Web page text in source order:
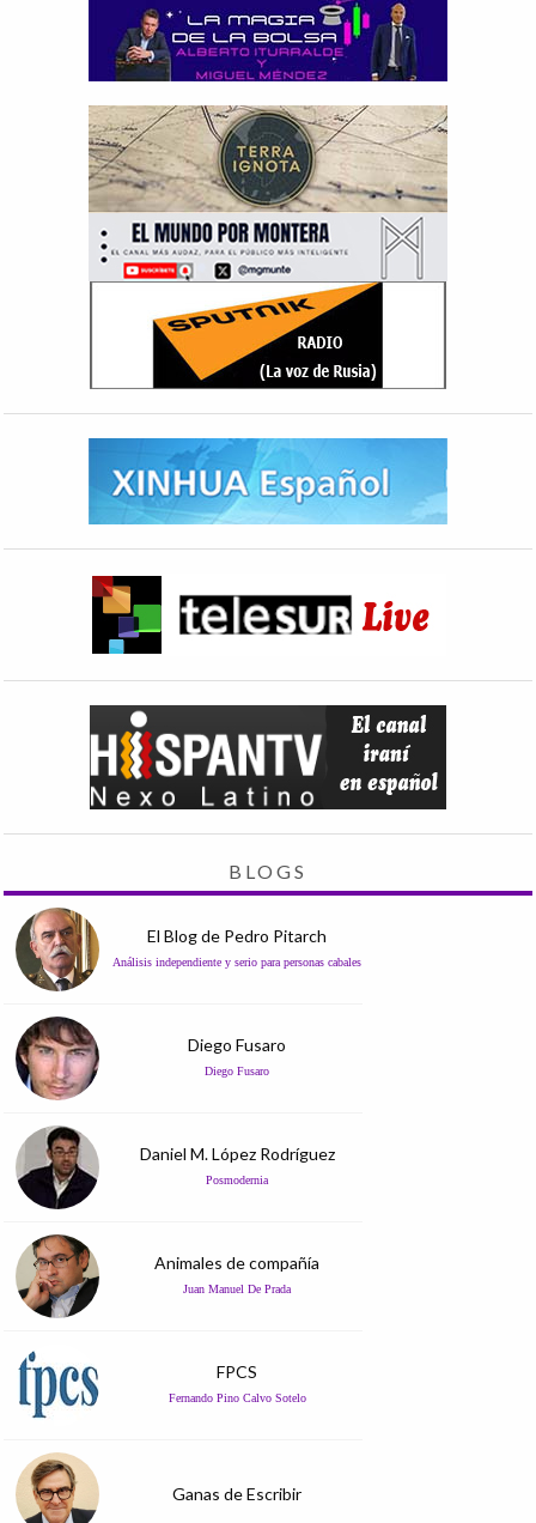
BLOGS
El Blog de Pedro Pitarch
Análisis independiente y serio para personas cabales
Diego Fusaro
Diego Fusaro
Daniel M. López Rodríguez
Posmodernia
Animales de compañía
Juan Manuel De Prada
FPCS
Fernando Pino Calvo Sotelo
Ganas de Escribir